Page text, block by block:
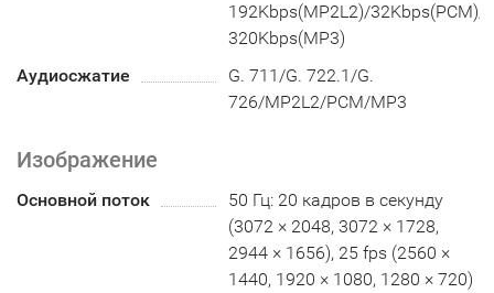
192Kbps(MP2L2)/32Kbps(PCM)/
320Kbps(MP3)
Аудиосжатие
G. 711/G. 722.1/G.
726/MP2L2/PCM/MP3
Изображение
Основной поток
50 Гц: 20 кадров в секунду
(3072 × 2048, 3072 × 1728,
2944 × 1656), 25 fps (2560 ×
1440, 1920 × 1080, 1280 × 720)